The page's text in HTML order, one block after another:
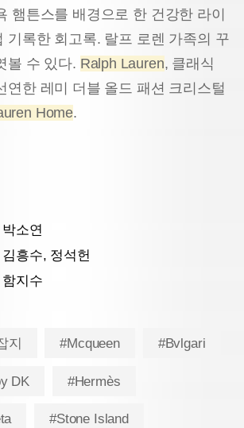
햄튼스를 배경으로 한 건강한 라이
기록한 회고록. 랄프 로렌 가족의 꾸
볼 수 있다. Ralph Lauren, 클래식
연한 레미 더블 올드 패션 크리스털
Home.
박소연
김흥수, 정석헌
함지수
지 #Mcqueen #Bvlgari
DK #Hermès
#Stone Island